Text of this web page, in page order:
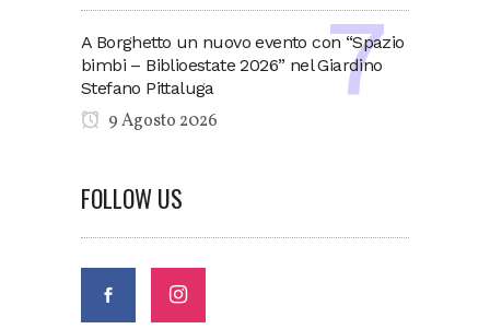
A Borghetto un nuovo evento con “Spazio
bimbi – Biblioestate 2026” nel Giardino
Stefano Pittaluga
9 Agosto 2026
FOLLOW US